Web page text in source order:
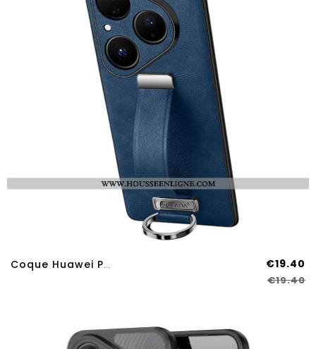
Coque Huawei Pura 80 Fashion Series SULADA €19.40
€19.40